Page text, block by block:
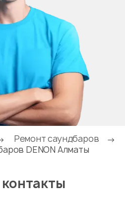
Ремонт саундбаров
→
DENON Алматы